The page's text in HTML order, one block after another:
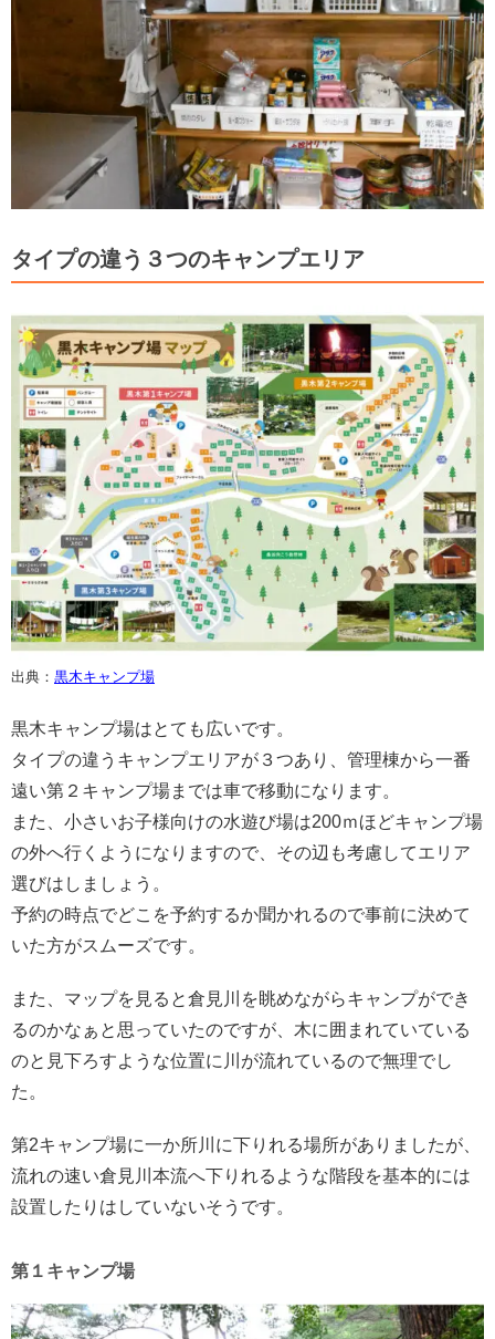
タイプの違う３つのキャンプエリア
出典： 黒木キャンプ場
黒木キャンプ場はとても広いです。
タイプの違うキャンプエリアが３つあり、管理棟から一番
遠い第２キャンプ場までは車で移動になります。
また、小さいお子様向けの水遊び場は200ｍほどキャンプ場
の外へ行くようになりますので、その辺も考慮してエリア
選びはしましょう。
予約の時点でどこを予約するか聞かれるので事前に決めて
いた方がスムーズです。
また、マップを見ると倉見川を眺めながらキャンプができ
るのかなぁと思っていたのですが、木に囲まれていている
のと見下ろすような位置に川が流れているので無理でし
た。
第2キャンプ場に一か所川に下りれる場所がありましたが、
流れの速い倉見川本流へ下りれるような階段を基本的には
設置したりはしていないそうです。
第１キャンプ場